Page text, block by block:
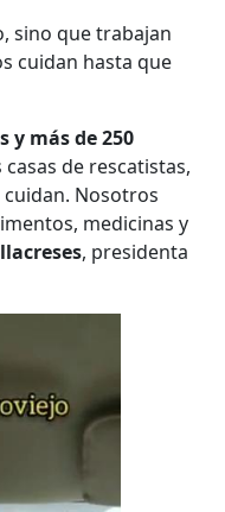
sino que trabajan
cuidan hasta que
y más de 250
de rescatistas,
Nosotros
medicinas y
, presidenta